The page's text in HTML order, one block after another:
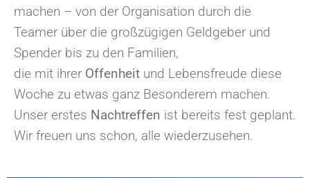
machen – von der Organisation durch die
Teamer über die großzügigen Geldgeber und
Spender bis zu den Familien,
die mit ihrer Offenheit und Lebensfreude diese
Woche zu etwas ganz Besonderem machen.
Unser erstes Nachtreffen ist bereits fest geplant.
Wir freuen uns schon, alle wiederzusehen.